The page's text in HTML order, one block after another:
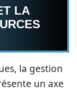
LA
la gestion
un axe